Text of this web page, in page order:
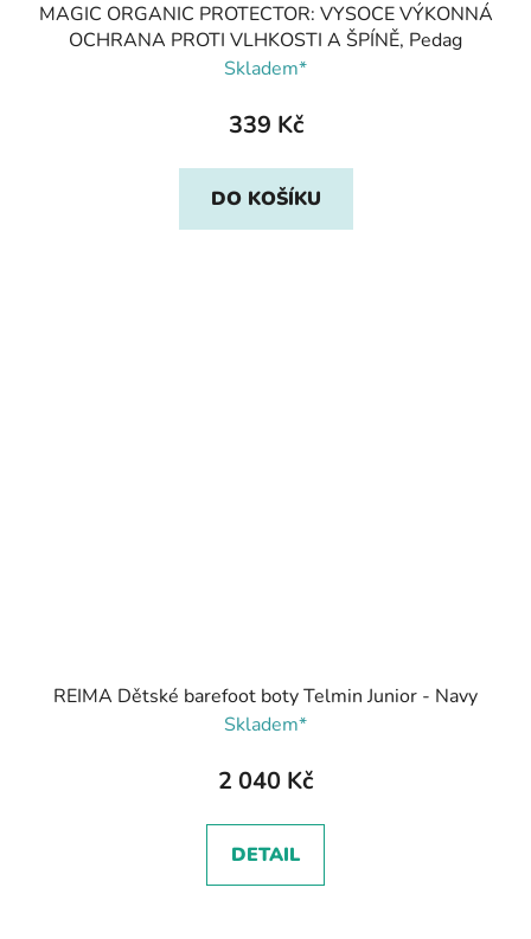
MAGIC ORGANIC PROTECTOR: VYSOCE VÝKONNÁ
OCHRANA PROTI VLHKOSTI A ŠPÍNĚ, Pedag
Skladem*
339 Kč
DO KOŠÍKU
REIMA Dětské barefoot boty Telmin Junior - Navy
Skladem*
2 040 Kč
DETAIL